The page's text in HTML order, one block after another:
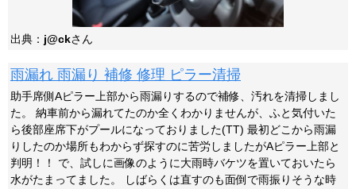
出典： j@ckさん
雨漏れ 雨漏り 補修 修理 ピラー清掃
助手席側Aピラー上部から雨漏りするので補修、汚れを清掃しまし
た。 納車前から漏れてたのか全くわかりませんが、ふと気付いた
ら後部座席下がプールになっておりました(TT) 最初どこから雨漏
りしたのか場所もわからず探すのに苦労しましたがAピラー上部と
判明！！ で、試しに画像のように大雨時バケツを置いておいたら
水がたまってました。 しばらくは直すのも面倒で雨振りそうな時